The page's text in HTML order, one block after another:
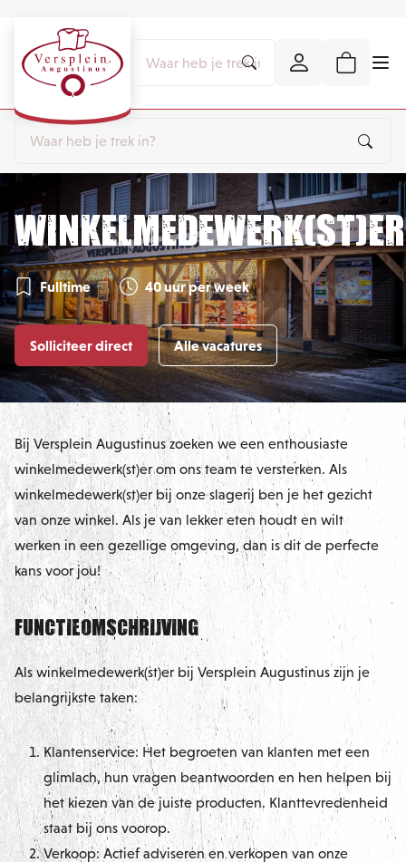
Winkelmedewerk(st)er
Fulltime 40 uur per week
Solliciteer direct Alle vacatures
Bij Versplein Augustinus zoeken we een enthousiaste
winkelmedewerk(st)er om ons team te versterken. Als
winkelmedewerk(st)er bij onze slagerij ben je het gezicht
van onze winkel. Als je van lekker eten houdt en wilt
werken in een gezellige omgeving, dan is dit de perfecte
kans voor jou!
Functieomschrijving
Als winkelmedewerk(st)er bij Versplein Augustinus zijn je
belangrijkste taken:
Klantenservice: Het begroeten van klanten met een
glimlach, hun vragen beantwoorden en hen helpen bij
het kiezen van de juiste producten. Klanttevredenheid
staat bij ons voorop.
Verkoop: Actief adviseren en verkopen van onze